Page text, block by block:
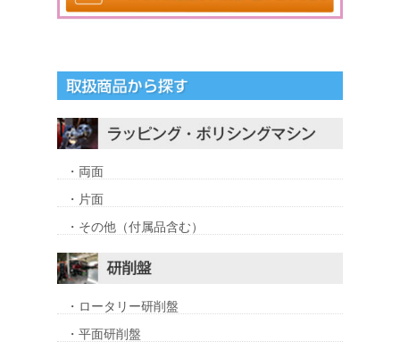
・両面
・片面
・その他（付属品含む）
・ロータリー研削盤
・平面研削盤